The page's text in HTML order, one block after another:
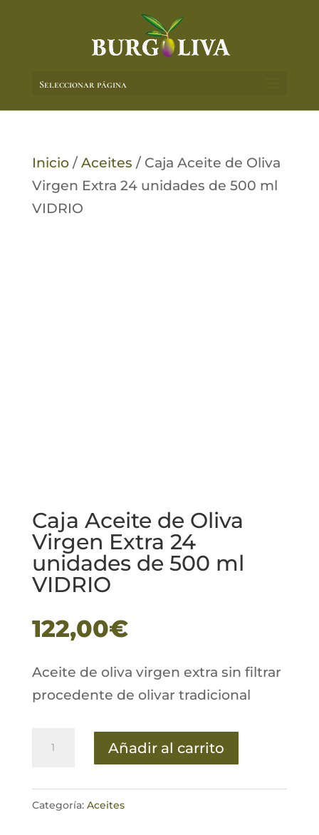
Seleccionar página
Inicio/ Aceites / Caja Aceite de Oliva
Virgen Extra 24 unidades de 500 ml
VIDRIO
Caja Aceite de Oliva
Virgen Extra 24
unidades de 500 ml
VIDRIO
122,00€
Aceite de oliva virgen extra sin filtrar
procedente de olivar tradicional
Oliva
Añadir al carrito
Categoría: Aceites